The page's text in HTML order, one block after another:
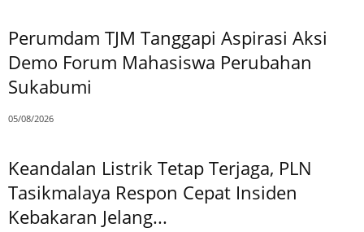
Perumdam TJM Tanggapi Aspirasi Aksi
Demo Forum Mahasiswa Perubahan
Sukabumi
05/08/2026
Keandalan Listrik Tetap Terjaga, PLN
Tasikmalaya Respon Cepat Insiden
Kebakaran Jelang...